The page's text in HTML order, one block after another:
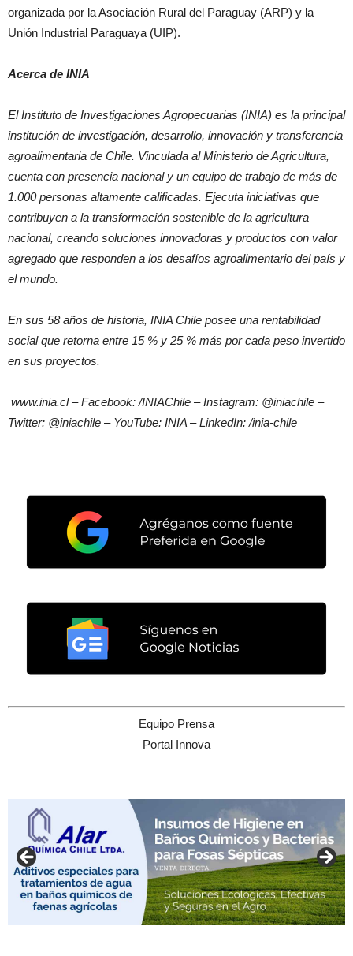
organizada por la Asociación Rural del Paraguay (ARP) y la
Unión Industrial Paraguaya (UIP).
Acerca de INIA
El Instituto de Investigaciones Agropecuarias (INIA) es la principal
institución de investigación, desarrollo, innovación y transferencia
agroalimentaria de Chile. Vinculada al Ministerio de Agricultura,
cuenta con presencia nacional y un equipo de trabajo de más de
1.000 personas altamente calificadas. Ejecuta iniciativas que
contribuyen a la transformación sostenible de la agricultura
nacional, creando soluciones innovadoras y productos con valor
agregado que responden a los desafíos agroalimentario del país y
el mundo.
En sus 58 años de historia, INIA Chile posee una rentabilidad
social que retorna entre 15 % y 25 % más por cada peso invertido
en sus proyectos.
www.inia.cl – Facebook: /INIAChile – Instagram: @iniachile –
Twitter: @iniachile – YouTube: INIA – LinkedIn: /inia-chile
Equipo Prensa
Portal Innova